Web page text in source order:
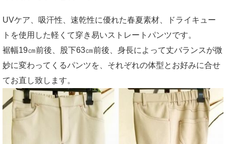
UVケア、吸汗性、速乾性に優れた春夏素材、ドライキュー
トを使用した軽くて穿き易いストレートパンツです。
裾幅19㎝前後、股下63㎝前後、身長によって丈バランスが微
妙に変わってくるパンツを、それぞれの体型とお好みに合せ
てお直し致します。